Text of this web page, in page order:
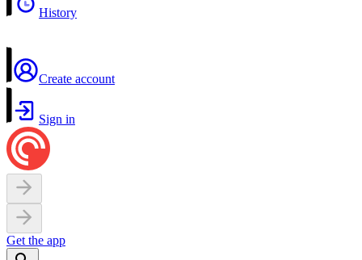
History
Create account
Sign in
Get the app